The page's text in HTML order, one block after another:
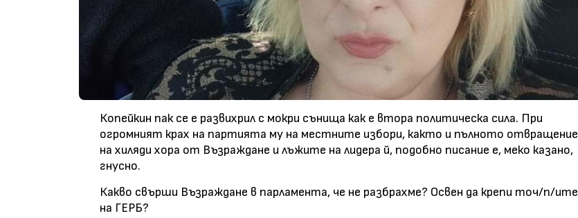
Копейкин пак се е развихрил с мокри сънища как е втора политическа сила. При
огромният крах на партията му на местните избори, както и пълното отвращение
на хиляди хора от Възраждане и лъжите на лидера й, подобно писание е, меко казано,
гнусно.
Какво свърши Възраждане в парламента, че не разбрахме? Освен да крепи точ/п/ите
на ГЕРБ?